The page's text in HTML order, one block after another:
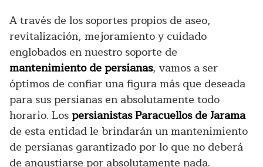
A través de los soportes propios de aseo,
revitalización, mejoramiento y cuidado
englobados en nuestro soporte de
mantenimiento de persianas, vamos a ser
óptimos de confiar una figura más que deseada
para sus persianas en absolutamente todo
horario. Lospersianistas Paracuellos de Jarama
de esta entidad le brindarán un mantenimiento
de persianas garantizado por lo que no deberá
de angustiarse por absolutamente nada.